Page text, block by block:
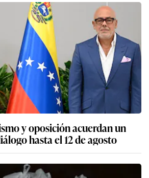
y oposición acuerdan un
hasta el 12 de agosto